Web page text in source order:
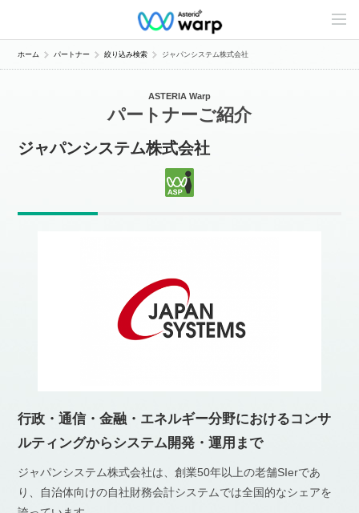
C
n
e
ホーム パートナー 絞り込み検索 ジャパンシステム株式会社
ASTERIA Warp
パートナーご紹介
ジャパンシステム株式会社
行政・通信・金融・エネルギー分野におけるコンサ
ルティングからシステム開発・運用まで
ジャパンシステム株式会社は、創業50年以上の老舗SIerであ
り、自治体向けの自社財務会計システムでは全国的なシェアを